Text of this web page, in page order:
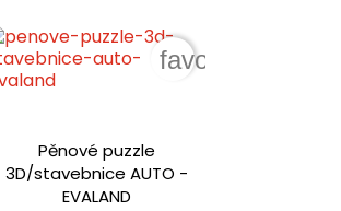
Pěnové puzzle
3D/stavebnice AUTO -
EVALAND
favorite_border